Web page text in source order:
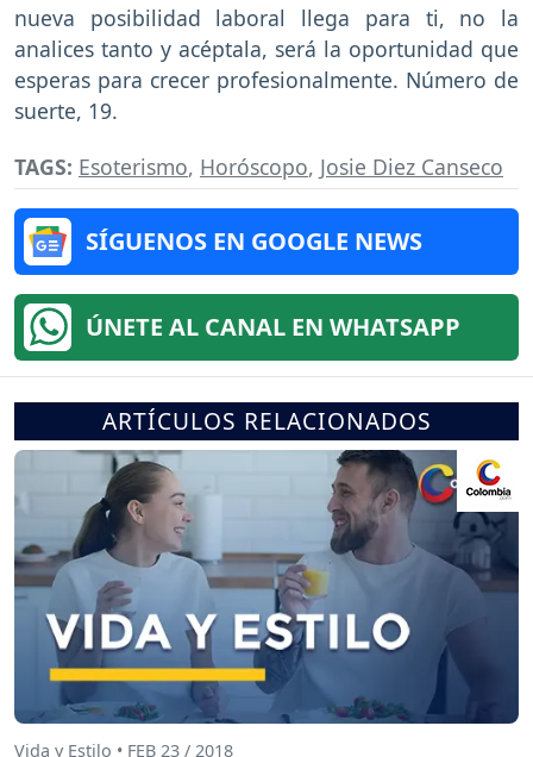
nueva posibilidad laboral llega para ti, no la
analices tanto y acéptala, será la oportunidad que
esperas para crecer profesionalmente. Número de
suerte, 19.
TAGS: Esoterismo, Horóscopo, Josie Diez Canseco
SÍGUENOS EN GOOGLE NEWS
ÚNETE AL CANAL EN WHATSAPP
ARTÍCULOS RELACIONADOS
Vida y Estilo • FEB 23 / 2018